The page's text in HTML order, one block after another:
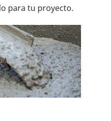
para tu proyecto.